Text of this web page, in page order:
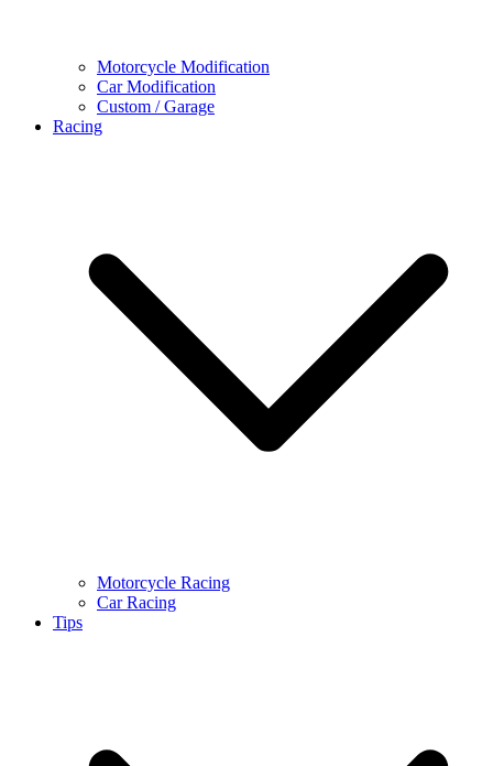
Motorcycle Modification
Car Modification
Custom / Garage
Racing
Motorcycle Racing
Car Racing
Tips